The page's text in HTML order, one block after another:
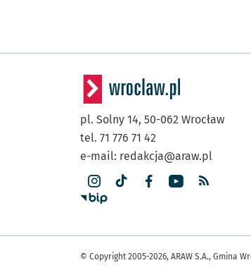
pl. Solny 14, 50-062 Wrocław
tel. 71 776 71 42
e-mail: redakcja@araw.pl
© Copyright 2005-2026, ARAW S.A., Gmina